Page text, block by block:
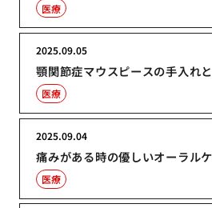
医療
顎関節症マウスピースの手入れ
2025.09.05
医療
痛みがある時の優しいオーラル
2025.09.04
医療